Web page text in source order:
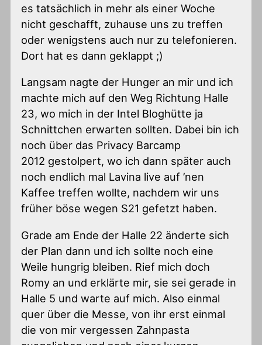
es tatsächlich in mehr als einer Woche
nicht geschafft, zuhause uns zu treffen
oder wenigstens auch nur zu telefonieren.
Dort hat es dann geklappt ;)
Langsam nagte der Hunger an mir und ich
machte mich auf den Weg Richtung Halle
23, wo mich in der Intel Bloghütte ja
Schnittchen erwarten sollten. Dabei bin ich
noch über das Privacy Barcamp
2012 gestolpert, wo ich dann später auch
noch endlich mal Lavina live auf ’nen
Kaffee treffen wollte, nachdem wir uns
früher böse wegen S21 gefetzt haben.
Grade am Ende der Halle 22 änderte sich
der Plan dann und ich sollte noch eine
Weile hungrig bleiben. Rief mich doch
Romy an und erklärte mir, sie sei gerade in
Halle 5 und warte auf mich. Also einmal
quer über die Messe, von ihr erst einmal
die von mir vergessen Zahnpasta